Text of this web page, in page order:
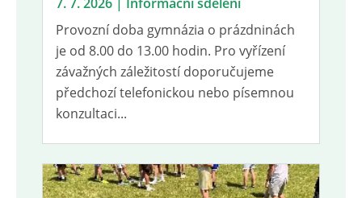
Provozní doba gymnázia o prázdninách
je od 8.00 do 13.00 hodin. Pro vyřízení
závažných záležitostí doporučujeme
předchozí telefonickou nebo písemnou
konzultaci...